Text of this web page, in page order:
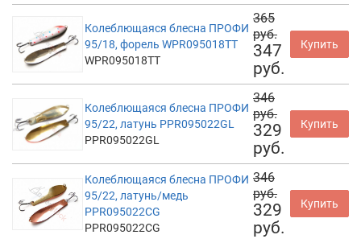
Колеблющаяся блесна ПРОФИ
95/18, форель WPR095018TT
WPR095018TT
365
руб.
347
руб.
Купить
Колеблющаяся блесна ПРОФИ
95/22, латунь PPR095022GL
PPR095022GL
346
руб.
329
руб.
Купить
Колеблющаяся блесна ПРОФИ
95/22, латунь/медь
PPR095022CG
PPR095022CG
346
руб.
329
руб.
Купить